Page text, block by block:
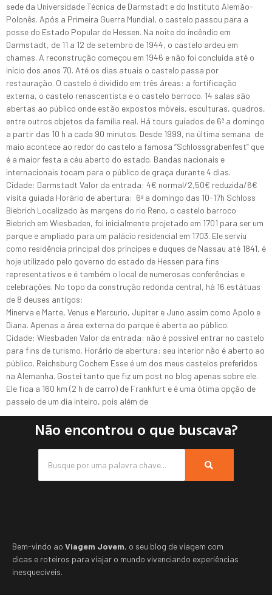
sede da Universidade Técnica de Darmstadt e do Instituto Alemão-
Polonês. Após a Primeira Guerra Mundial, o castelo passou para a
posse do Estado Popular de Hessen. Na noite do incêndio em
Darmstadt, de 11 a 12 de setembro de 1944, o castelo ardeu em
chamas. A reconstrução começou em 1946 e não foi concluída até o
início dos anos 70. Até os dias atuais o castelo passa por
restauração. O castelo é dividido em três áreas: a fortificação
externa, o castelo renascentista e o castelo barroco. 14 salas são
abertas ao público onde estão expostos móveis, esculturas, quadros,
entre outros objetos da família real. Há tours guiados de 6ª a domingo
a partir das 10 h a cada 90 minutos. Desde 1999, na última semana de
maio acontece ao redor do castelo a famosa “Schlossgrabenfest” que
é a maior festa a céu aberto do estado. Bandas nacionais e
internacionais tocam para o público de graça durante 4 dias.
Cidade: Darmstadt Valor da entrada: 4€ normal/2,50€ reduzida/6€
visita guiada Horário de abertura: 6ª a domingo das 10-17h Schloss
Biebrich Localizado às margens do rio Reno, o castelo barroco
Biebrich em Wiesbaden, foi inicialmente projetado em 1701 para ser um
parque e ampliado para um palácio residencial em 1703. Ele serviu
como residência principal dos príncipes e duques de Nassau até 1841, é
hoje utilizado pelo governo do estado de Hessen para fins
representativos e é também o local de numerosas conferências e
celebrações. No topo da construção redonda central, há 16 estátuas
de 8 deuses antigos:
Minerva e Marte, Venus e Mercurio, Jupiter e Juno assim como Apolo e
Diana. Apenas a área externa do parque é aberta ao público.
Cidade: Wiesbaden Valor da entrada: não é possível entrar no castelo
para fins de turismo. Horário de abertura: seu interior não é aberto ao
público. Reichsburg Cochem Esse é um dos meus castelos preferidos
na Alemanha. Gostei tanto que fiz um post no blog apenas sobre ele.
Ele fica a 160 km (2 h de carro) de Frankfurt e é uma ótima opção de
passeio de um dia inteiro, pois além de
Não encontrou o que buscava?
Bem-vindo ao Viagem Jovem, o seu blog de viagem com
dicas e roteiros para viajar o mundo vivenciando experiências
inesquecíveis.